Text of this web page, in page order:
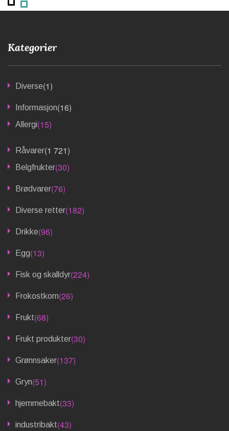
Kategorier
Diverse(1)
Informasjon(16)
Allergi(15)
Råvarer(1 721)
Belgfrukter(30)
Brødvarer(76)
Diverse retter(182)
Drikke(96)
Egg(13)
Fisk og skalldyr(224)
Frokostkorn(26)
Frukt(68)
Frukt produkter(30)
Grønnsaker(137)
Gryn(51)
hjemmebakt(33)
industribakt(43)